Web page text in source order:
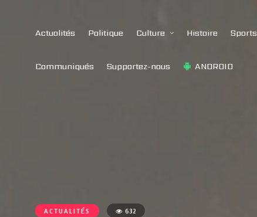
Actualités Politique Culture Histoire Sports
Communiqués Supportez-nous ANDROID
ACTUALITÉS 632